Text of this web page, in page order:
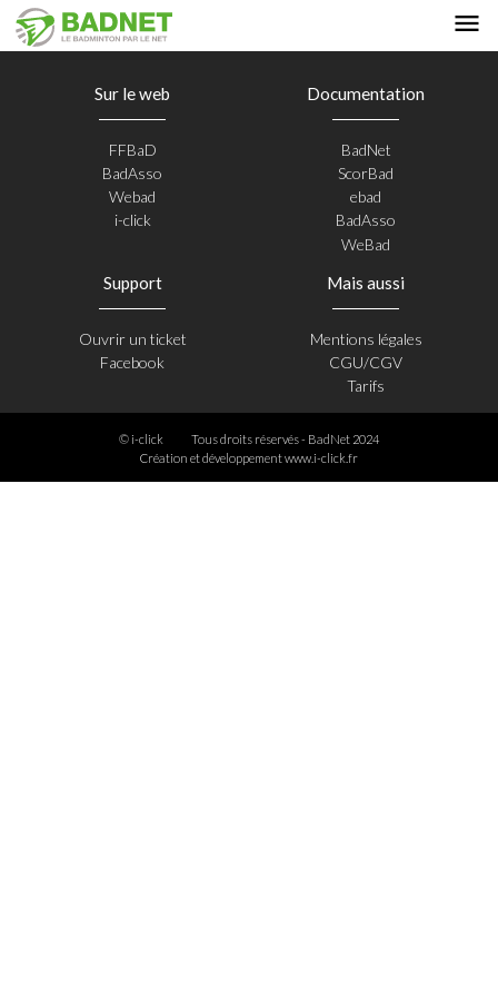
Sur le web
FFBaD
BadAsso
Webad
i-click
Documentation
BadNet
ScorBad
ebad
BadAsso
WeBad
Support
Ouvrir un ticket
Facebook
Mais aussi
Mentions légales
CGU/CGV
Tarifs
© i-click
Tous droits réservés - BadNet 2024
Création et développementwww.i-click.fr